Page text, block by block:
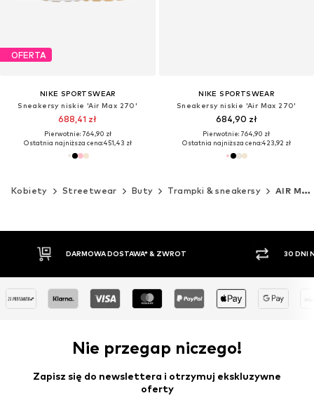
OFERTA
NIKE SPORTSWEAR
Sneakersy niskie 'Air Max 270'
688,41 zł
Pierwotnie: 764,90 zł
Ostatnia najniższa cena:451,43 zł
NIKE SPORTSWEAR
Sneakersy niskie 'Air Max 270'
684,90 zł
Pierwotnie: 764,90 zł
Ostatnia najniższa cena:423,92 zł
Kobiety Streetwear Buty Trampki & sneakersy AIR MAX 270
DARMOWA DOSTAWA* & ZWROT 30 DNI
Nie przegap niczego!
Zapisz się do newslettera i otrzymuj ekskluzywne
oferty